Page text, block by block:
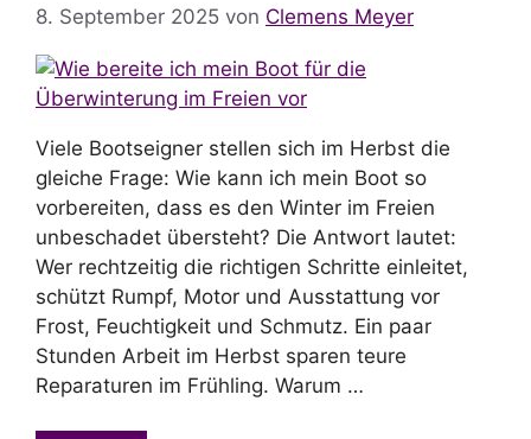
8. September 2025 von Clemens Meyer
Viele Bootseigner stellen sich im Herbst die
gleiche Frage: Wie kann ich mein Boot so
vorbereiten, dass es den Winter im Freien
unbeschadet übersteht? Die Antwort lautet:
Wer rechtzeitig die richtigen Schritte einleitet,
schützt Rumpf, Motor und Ausstattung vor
Frost, Feuchtigkeit und Schmutz. Ein paar
Stunden Arbeit im Herbst sparen teure
Reparaturen im Frühling. Warum …